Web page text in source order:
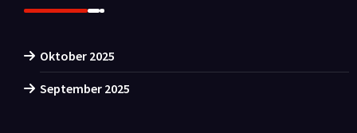
Oktober 2025
September 2025